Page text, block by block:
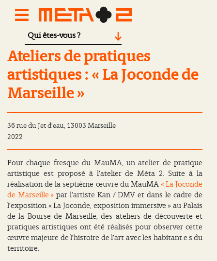
Qui êtes-vous ?
Ateliers de pratiques artistiques : « La Joconde de Marseille »
Ateliers de pratiques
artistiques : « La Joconde de
Marseille »
36 rue du Jet d’eau, 13003 Marseille
2022
Pour chaque fresque du MauMA, un atelier de pratique
artistique est proposé à l’atelier de Méta 2. Suite à la
réalisation de la septième œuvre du MauMA « La Joconde
de Marseille » par l’artiste Kan / DMV et dans le cadre de
l’exposition « La Joconde, exposition immersive » au Palais
de la Bourse de Marseille, des ateliers de découverte et
pratiques artistiques ont été réalisés pour observer cette
œuvre majeure de l’histoire de l’art avec les habitant.e.s du
territoire.